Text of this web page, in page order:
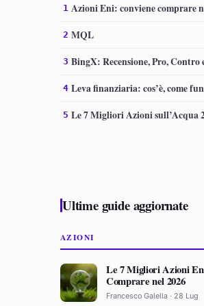
1 Azioni Eni: conviene comprare
2 MQL
3 BingX: Recensione, Pro, Contro
4 Leva finanziaria: cos’è, come
5 Le 7 Migliori Azioni sull’Acqua
Ultime guide aggiornate
AZIONI
Le 7 Migliori Azioni
Comprare nel 2026
Francesco Galella · 28 Lug